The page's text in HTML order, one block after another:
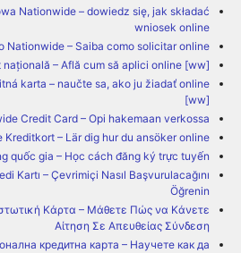
Nationwide – dowiedz się, jak składać
wniosek online
Nationwide – Saiba como solicitar online
– Află cum să aplici online [ww]
karta – naučte sa, ako ju žiadať online
[ww]
Credit Card – Opi hakemaan verkossa
Kreditkort – Lär dig hur du ansöker online
quốc gia – Học cách đăng ký trực tuyến
Kartı – Çevrimiçi Nasıl Başvurulacağını
Öğrenin
Κάρτα – Μάθετε Πώς να Κάνετε
Αίτηση Σε Απευθείας Σύνδεση
кредитна карта – Научете как да